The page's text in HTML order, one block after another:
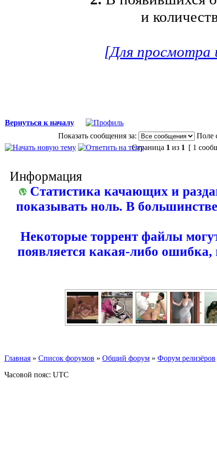
и
[Для просмотра
Вернуться к началу
Показать сообщения за:
Поле
Страница 1 из 1 [ 1
Информация
Статистика качающих и
показывать ноль. В
Некоторые торрент файлы
появляется какая-либо
Главная » Список форумов » Общий форум » Форум релизёров
Часовой пояс: UTC